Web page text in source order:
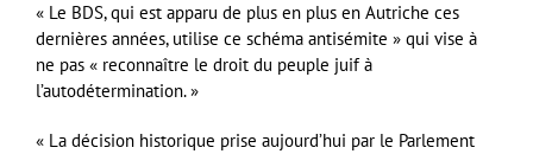
« Le BDS, qui est apparu de plus en plus en Autriche ces
dernières années, utilise ce schéma antisémite » qui vise à
ne pas « reconnaître le droit du peuple juif à
l’autodétermination. »
« La décision historique prise aujourd’hui par le Parlement